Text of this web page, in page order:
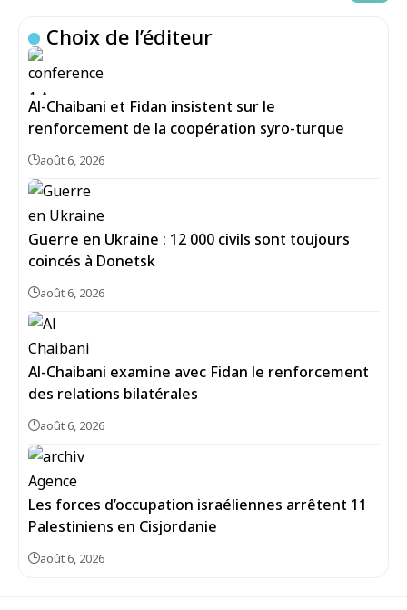
Choix de l’éditeur
Al-Chaibani et Fidan insistent sur le
renforcement de la coopération syro-turque
août 6, 2026
Guerre en Ukraine : 12 000 civils sont toujours
coincés à Donetsk
août 6, 2026
Al-Chaibani examine avec Fidan le renforcement
des relations bilatérales
août 6, 2026
Les forces d’occupation israéliennes arrêtent 11
Palestiniens en Cisjordanie
août 6, 2026